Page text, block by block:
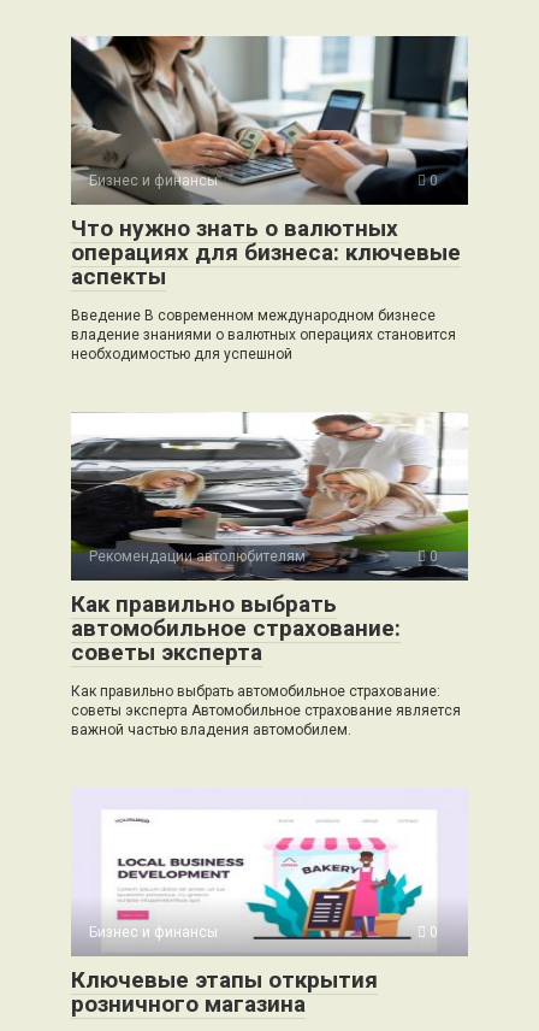
Бизнес и финансы 0
Что нужно знать о валютных
операциях для бизнеса: ключевые
аспекты
Введение В современном международном бизнесе
владение знаниями о валютных операциях становится
необходимостью для успешной
Рекомендации автолюбителям 0
Как правильно выбрать
автомобильное страхование:
советы эксперта
Как правильно выбрать автомобильное страхование:
советы эксперта Автомобильное страхование является
важной частью владения автомобилем.
Бизнес и финансы 0
Ключевые этапы открытия
розничного магазина